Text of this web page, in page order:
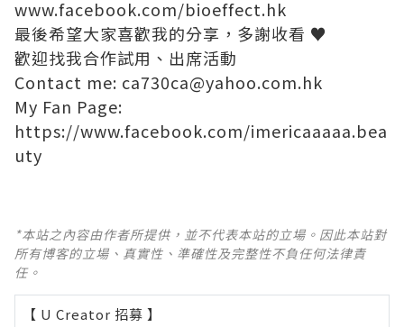
www.facebook.com/bioeffect.hk
最後希望大家喜歡我的分享，多謝收看 ♥
歡迎找我合作試用、出席活動
Contact me: ca730ca@yahoo.com.hk
My Fan Page:
https://www.facebook.com/imericaaaaa.bea
uty
*本站之內容由作者所提供，並不代表本站的立場。因此本站對
所有博客的立場、真實性、準確性及完整性不負任何法律責
任。
【 U Creator 招募 】